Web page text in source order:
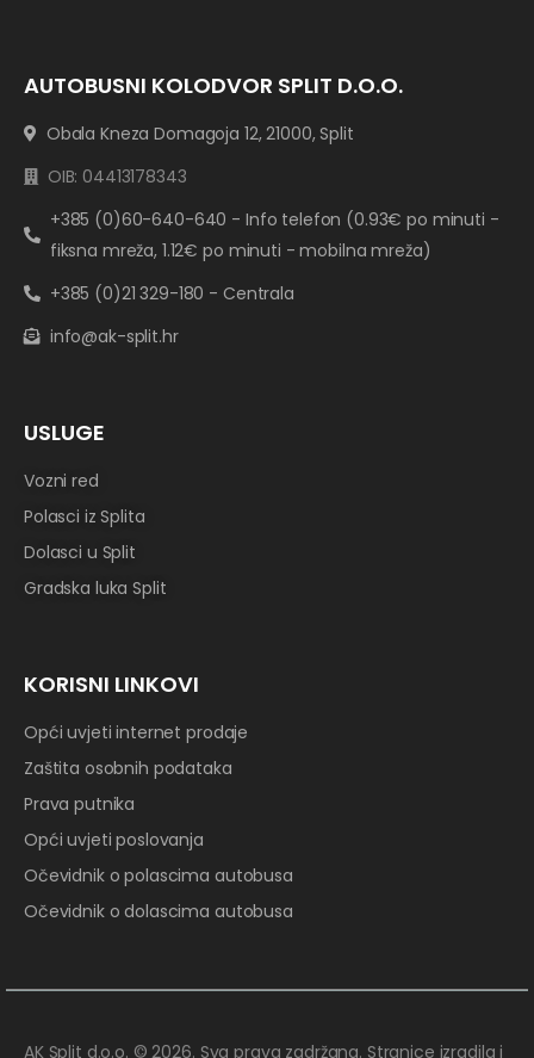
AUTOBUSNI KOLODVOR SPLIT D.O.O.
Obala Kneza Domagoja 12, 21000, Split
OIB: 04413178343
+385 (0)60-640-640 - Info telefon (0.93€ po minuti -
fiksna mreža, 1.12€ po minuti - mobilna mreža)
+385 (0)21 329-180 - Centrala
info@ak-split.hr
KORISNI LINKOVI
Opći uvjeti internet prodaje
Zaštita osobnih podataka
Prava putnika
Opći uvjeti poslovanja
Očevidnik o polascima autobusa
Očevidnik o dolascima autobusa
USLUGE
Vozni red
Polasci iz Splita
Dolasci u Split
Gradska luka Split
AK Split d.o.o. © 2026. Sva prava zadržana. Stranice izradila i